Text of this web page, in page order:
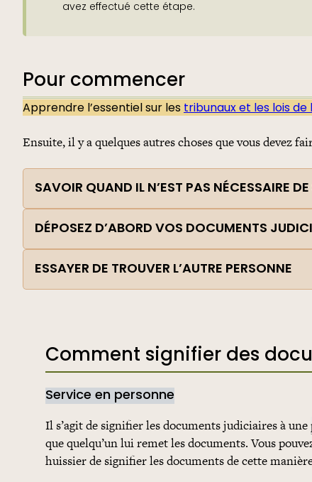
avez effectué cette étape.
Pour commencer
Apprendre l’essentiel sur les tribunaux et les lois de
Ensuite, il y a quelques autres choses que vous devez
SAVOIR QUAND IL N’EST PAS NÉCESSAIRE
DÉPOSEZ D’ABORD VOS DOCUMENTS
ESSAYER DE TROUVER L’AUTRE PERSONNE
Comment signifier des
Service en personne
Il s’agit de signifier les documents judiciaires à une
que quelqu’un lui remet les documents. Vous
huissier de signifier les documents de cette